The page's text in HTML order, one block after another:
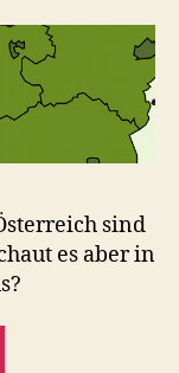
sind
es aber in